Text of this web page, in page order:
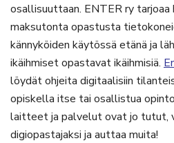
osallisuuttaan. ENTER ry tarjoaa
maksutonta opastusta
kännyköiden käytössä etänä ja
ikäihmiset opastavat ikäihmisiä.
löydät ohjeita digitaalisiin
opiskella itse tai osallistua
laitteet ja palvelut ovat jo tutut,
digiopastajaksi ja auttaa muita!